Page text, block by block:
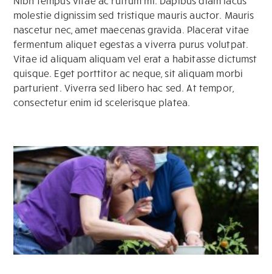
molestie dignissim sed tristique mauris auctor. Mauris
nascetur nec, amet maecenas gravida. Placerat vitae
fermentum aliquet egestas a viverra purus volutpat.
Vitae id aliquam aliquam vel erat a habitasse dictumst
quisque. Eget porttitor ac neque, sit aliquam morbi
parturient. Viverra sed libero hac sed. At tempor,
consectetur enim id scelerisque platea.